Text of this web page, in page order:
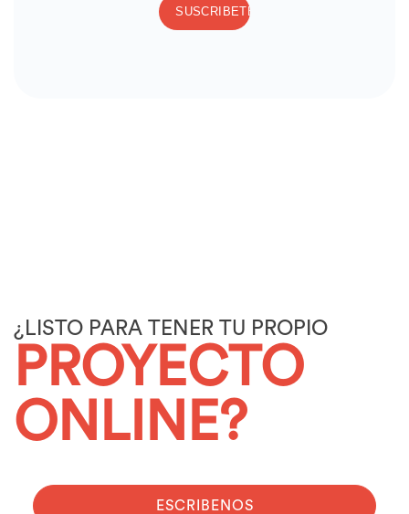
¿LISTO PARA TENER TU PROPIO
PROYECTO
ONLINE?
ESCRIBENOS